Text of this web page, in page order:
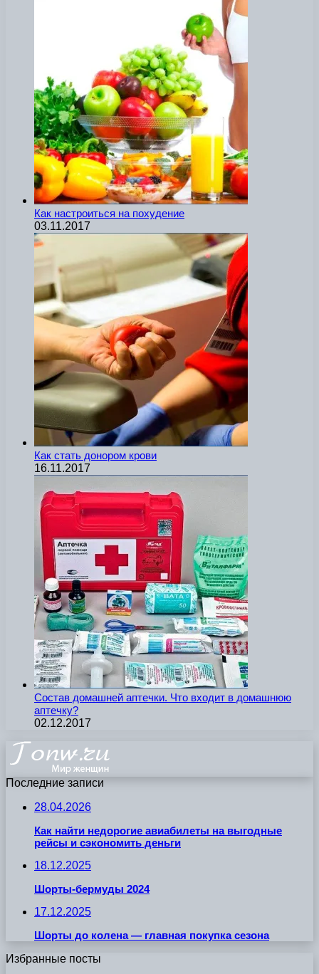
Как настроиться на похудение
03.11.2017
Как стать донором крови
16.11.2017
Состав домашней аптечки. Что входит в домашнюю
аптечку?
02.12.2017
Последние записи
28.04.2026
Как найти недорогие авиабилеты на выгодные
рейсы и сэкономить деньги
18.12.2025
Шорты-бермуды 2024
17.12.2025
Шорты до колена — главная покупка сезона
Избранные посты